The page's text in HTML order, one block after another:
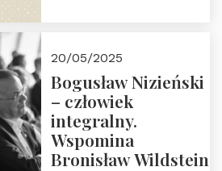
20/05/2025
Bogusław Nizieński
– człowiek
integralny.
Wspomina
Bronisław Wildstein